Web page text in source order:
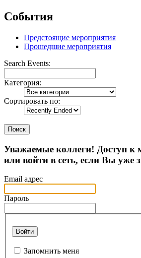
События
Предстоящие мероприятия
Прошедшие мероприятия
Search Events:
Категория:
Сортировать по:
Поиск
Уважаемые коллеги! Доступ к
или войти в сеть, если Вы уже
Email адрес
Пароль
Войти
Запомнить меня